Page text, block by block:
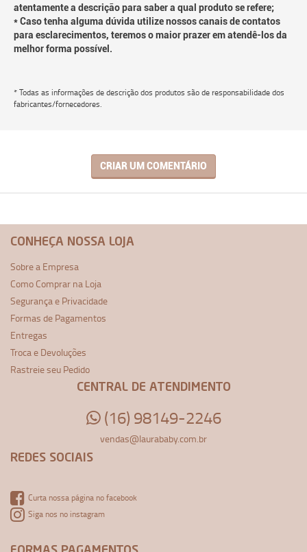
atentamente a descrição para saber a qual produto se refere;
* Caso tenha alguma dúvida utilize nossos canais de contatos
para esclarecimentos, teremos o maior prazer em atendê-los da
melhor forma possível.
* Todas as informações de descrição dos produtos são de responsabilidade dos
fabricantes/fornecedores.
CRIAR UM COMENTÁRIO
CONHEÇA NOSSA LOJA
Sobre a Empresa
Como Comprar na Loja
Segurança e Privacidade
Formas de Pagamentos
Entregas
Troca e Devoluções
Rastreie seu Pedido
CENTRAL DE ATENDIMENTO
(16) 98149-2246
vendas@laurababy.com.br
REDES SOCIAIS
Curta nossa página no facebook
Siga nos no instagram